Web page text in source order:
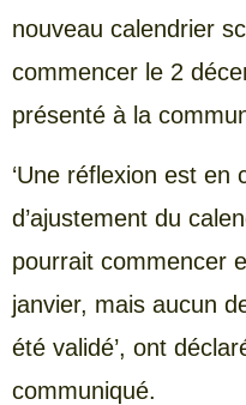
nouveau calendrier
commencer le 2
présenté à la
‘Une réflexion est en
d’ajustement du
pourrait commencer
janvier, mais aucun
été validé’, ont
communiqué.